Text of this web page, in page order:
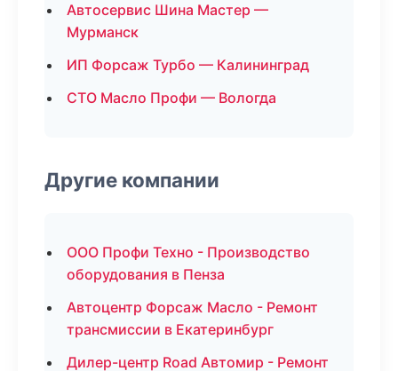
Автосервис Шина Мастер —
Мурманск
ИП Форсаж Турбо — Калининград
СТО Масло Профи — Вологда
Другие компании
ООО Профи Техно - Производство
оборудования в Пенза
Автоцентр Форсаж Масло - Ремонт
трансмиссии в Екатеринбург
Дилер-центр Road Автомир - Ремонт